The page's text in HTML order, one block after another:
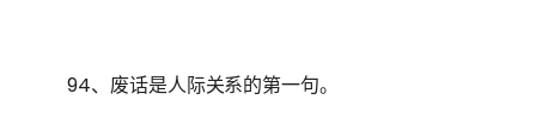
94、废话是人际关系的第一句。